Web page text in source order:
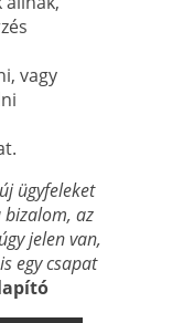
vagy
ügyfeleket
bizalom, az
jelen van,
egy csapat